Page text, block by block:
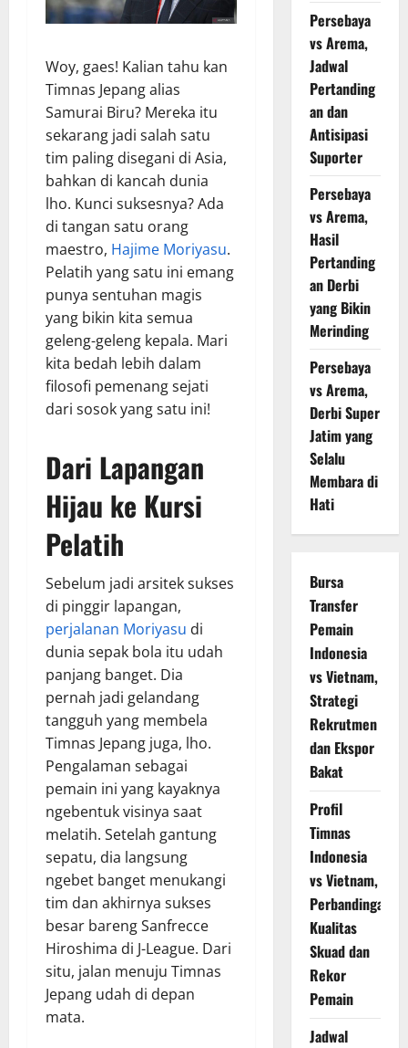
Woy, gaes! Kalian tahu kan
Timnas Jepang alias
Samurai Biru? Mereka itu
sekarang jadi salah satu
tim paling disegani di Asia,
bahkan di kancah dunia
lho. Kunci suksesnya? Ada
di tangan satu orang
maestro, Hajime Moriyasu.
Pelatih yang satu ini emang
punya sentuhan magis
yang bikin kita semua
geleng-geleng kepala. Mari
kita bedah lebih dalam
filosofi pemenang sejati
dari sosok yang satu ini!
Dari Lapangan
Hijau ke Kursi
Pelatih
Sebelum jadi arsitek sukses
di pinggir lapangan,
perjalanan Moriyasu di
dunia sepak bola itu udah
panjang banget. Dia
pernah jadi gelandang
tangguh yang membela
Timnas Jepang juga, lho.
Pengalaman sebagai
pemain ini yang kayaknya
ngebentuk visinya saat
melatih. Setelah gantung
sepatu, dia langsung
ngebet banget menukangi
tim dan akhirnya sukses
besar bareng Sanfrecce
Hiroshima di J-League. Dari
situ, jalan menuju Timnas
Jepang udah di depan
mata.
Persebaya
vs Arema,
Jadwal
Pertanding
an dan
Antisipasi
Suporter
Persebaya
vs Arema,
Hasil
Pertanding
an Derbi
yang Bikin
Merinding
Persebaya
vs Arema,
Derbi Super
Jatim yang
Selalu
Membara di
Hati
Bursa
Transfer
Pemain
Indonesia
vs Vietnam,
Strategi
Rekrutmen
dan Ekspor
Bakat
Profil
Timnas
Indonesia
vs Vietnam,
Perbandingan
Kualitas
Skuad dan
Rekor
Pemain
Jadwal